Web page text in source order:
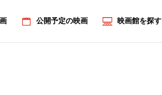
公開予定の映画 映画館を探す